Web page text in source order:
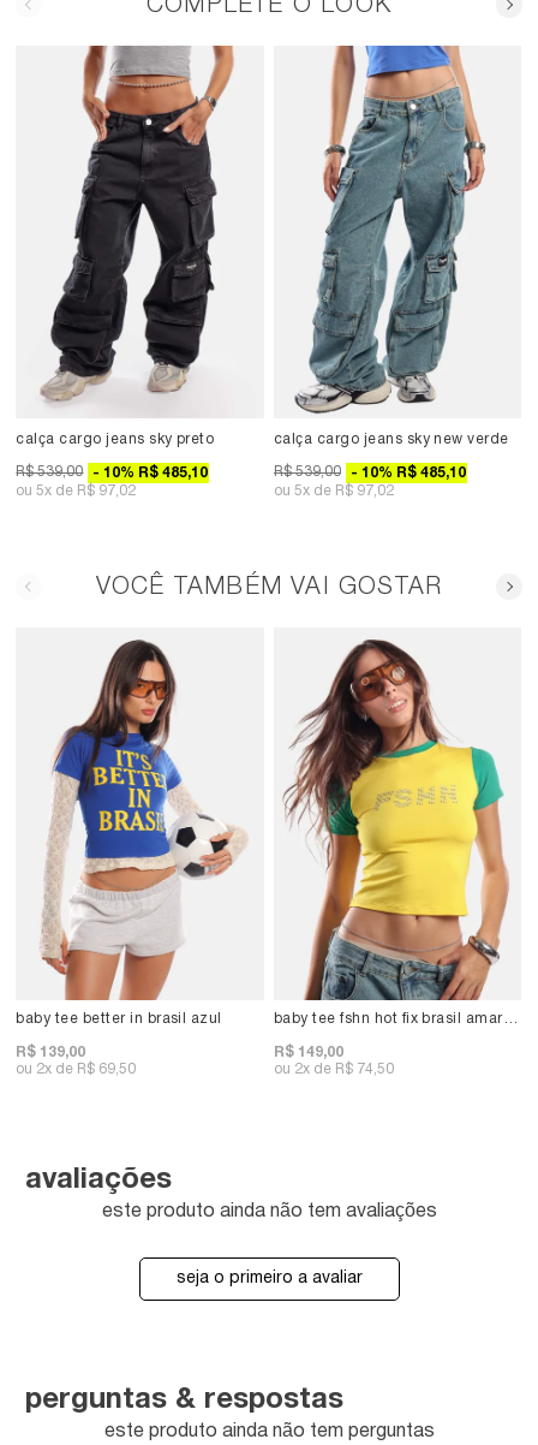
COMPLETE O LOOK
calça cargo jeans sky preto
R$ 539,00 R$ 485,10
10%
5x R$ 97,02
calça cargo jeans sky new verde
R$ 539,00 R$ 485,10
10%
5x R$ 97,02
VOCÊ TAMBÉM VAI GOSTAR
baby tee better in brasil azul
R$ 139,00
2x R$ 69,50
baby tee fshn hot fix brasil amarelo
R$ 149,00
2x R$ 74,50
avaliações
este produto ainda não tem avaliações
seja o primeiro a avaliar
perguntas & respostas
este produto ainda não tem perguntas